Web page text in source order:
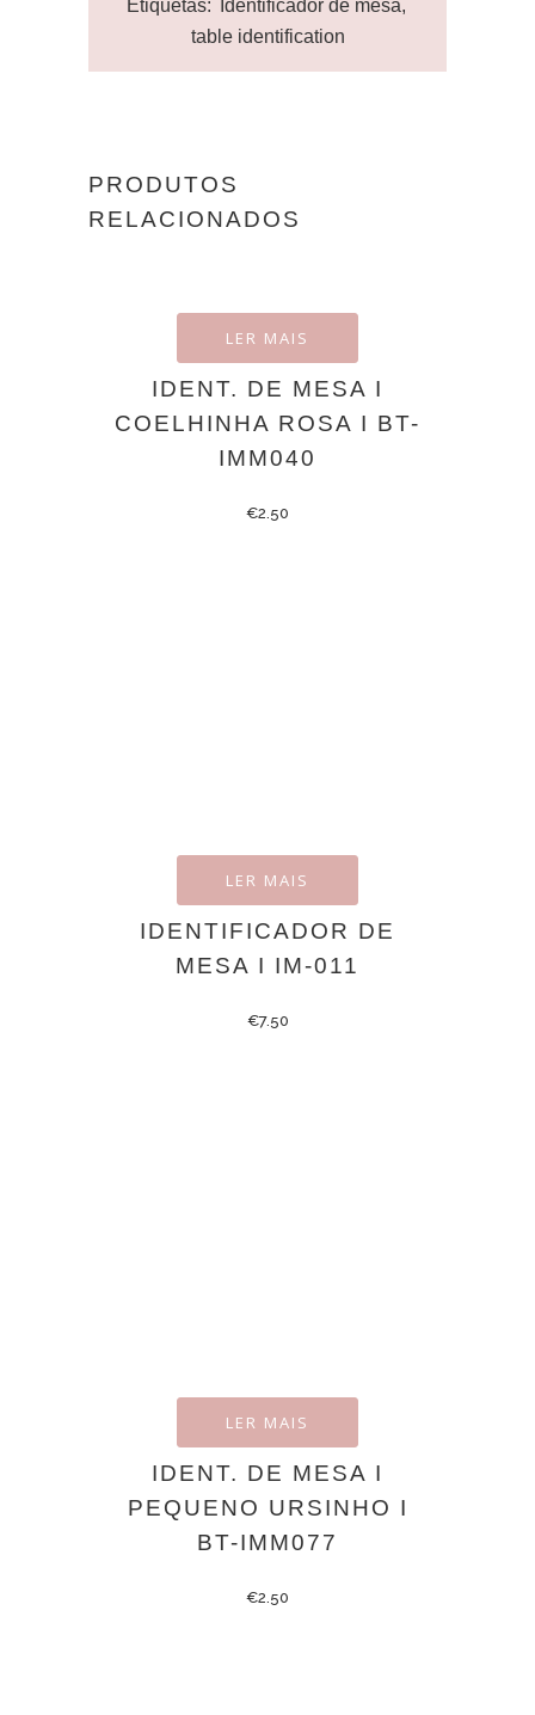
Etiquetas: Identificador de mesa,
table identification
PRODUTOS
RELACIONADOS
LER MAIS
IDENT. DE MESA I
COELHINHA ROSA I BT-
IMM040
€2.50
LER MAIS
IDENTIFICADOR DE
MESA I IM-011
€7.50
LER MAIS
IDENT. DE MESA I
PEQUENO URSINHO I
BT-IMM077
€2.50